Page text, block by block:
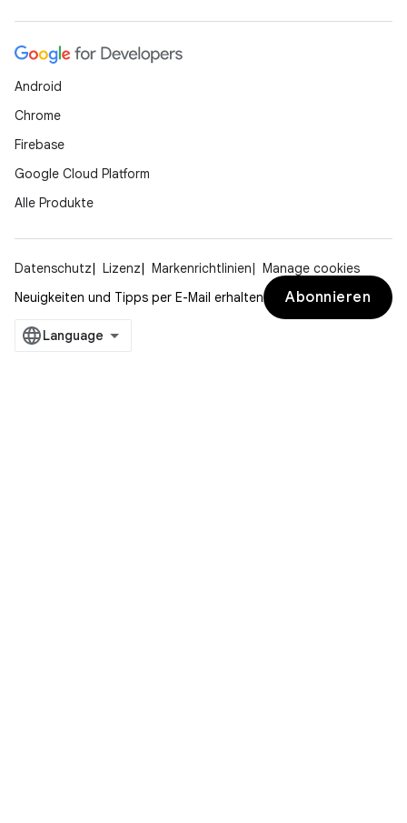
Android
Chrome
Firebase
Google Cloud Platform
Alle Produkte
Datenschutz Lizenz Markenrichtlinien
Manage cookies
Neuigkeiten und Tipps per E-Mail erhalten
Abonnieren